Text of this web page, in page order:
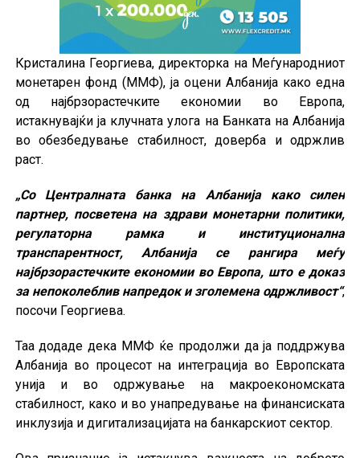
Кристалина Георгиева, директорка на Меѓународниот
монетарен фонд (ММФ), ја оцени Албанија како една
од најбрзорастечките економии во Европа,
истакнувајќи ја клучната улога на Банката на Албанија
во обезбедување стабилност, доверба и одржлив
раст.
„Со Централната банка на Албанија како силен
партнер, посветена на здрави монетарни политики,
регулаторна рамка и институционална
транспарентност, Албанија се рангира меѓу
најбрзорастечките економии во Европа, што е доказ
за непоколеблив напредок и зголемена одржливост“,
посочи Георгиева.
Таа додаде дека ММФ ќе продолжи да ја поддржува
Албанија во процесот на интеграција во Европската
унија и во одржување на макроекономската
стабилност, како и во унапредување на финансиската
инклузија и дигитализацијата на банкарскиот сектор.